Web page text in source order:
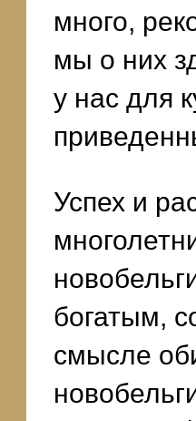
много,
мы о них
у нас для
Успех и
богатым,
смысле